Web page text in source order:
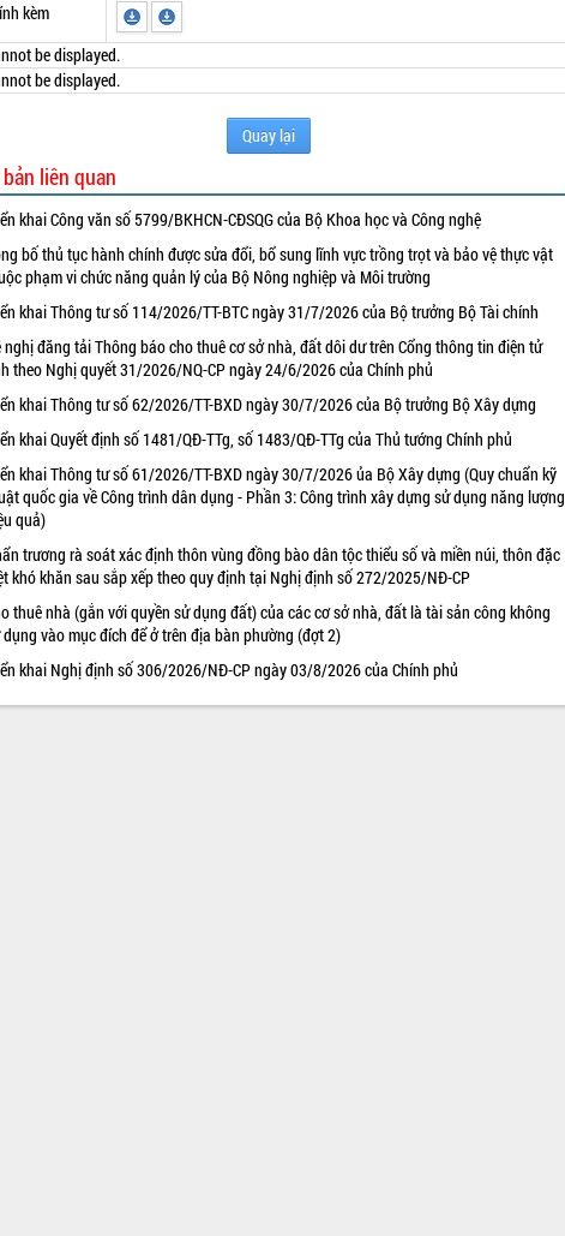
kèm
be displayed.
be displayed.
Quay lại
liên quan
khai Công văn số 5799/BKHCN-CĐSQG của Bộ Khoa học và Công nghệ
bố thủ tục hành chính được sửa đổi, bổ sung lĩnh vực trồng trọt và bảo vệ thực vật
phạm vi chức năng quản lý của Bộ Nông nghiệp và Môi trường
khai Thông tư số 114/2026/TT-BTC ngày 31/7/2026 của Bộ trưởng Bộ Tài chính
nghị đăng tải Thông báo cho thuê cơ sở nhà, đất dôi dư trên Cổng thông tin điện tử
theo Nghị quyết 31/2026/NQ-CP ngày 24/6/2026 của Chính phủ
khai Thông tư số 62/2026/TT-BXD ngày 30/7/2026 của Bộ trưởng Bộ Xây dựng
khai Quyết định số 1481/QĐ-TTg, số 1483/QĐ-TTg của Thủ tướng Chính phủ
khai Thông tư số 61/2026/TT-BXD ngày 30/7/2026 ủa Bộ Xây dựng (Quy chuẩn kỹ
quốc gia về Công trình dân dụng - Phần 3: Công trình xây dựng sử dụng năng lượng
quả)
trương rà soát xác định thôn vùng đồng bào dân tộc thiểu số và miền núi, thôn đặc
khó khăn sau sắp xếp theo quy định tại Nghị định số 272/2025/NĐ-CP
thuê nhà (gắn với quyền sử dụng đất) của các cơ sở nhà, đất là tài sản công không
dụng vào mục đích để ở trên địa bàn phường (đợt 2)
khai Nghị định số 306/2026/NĐ-CP ngày 03/8/2026 của Chính phủ